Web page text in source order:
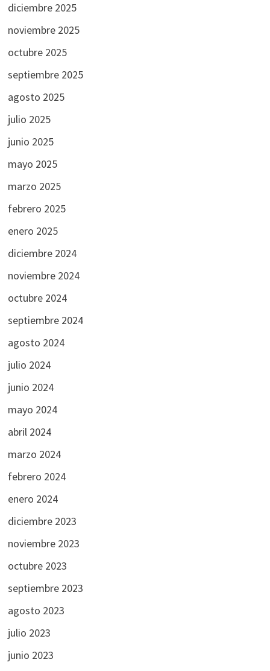
diciembre 2025
noviembre 2025
octubre 2025
septiembre 2025
agosto 2025
julio 2025
junio 2025
mayo 2025
marzo 2025
febrero 2025
enero 2025
diciembre 2024
noviembre 2024
octubre 2024
septiembre 2024
agosto 2024
julio 2024
junio 2024
mayo 2024
abril 2024
marzo 2024
febrero 2024
enero 2024
diciembre 2023
noviembre 2023
octubre 2023
septiembre 2023
agosto 2023
julio 2023
junio 2023